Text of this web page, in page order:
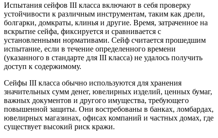
Испытания сейфов III класса включают в себя проверку
устойчивости к различным инструментам, таким как дрели,
болгарки, домкраты, клинья и другие. Время, затраченное на
вскрытие сейфа, фиксируется и сравнивается с
установленными нормативами. Сейф считается прошедшим
испытание, если в течение определенного времени
(указанного в стандарте для III класса) не удалось получить
доступ к содержимому.
Сейфы III класса обычно используются для хранения
значительных сумм денег, ювелирных изделий, ценных бумаг,
важных документов и другого имущества, требующего
повышенной защиты. Они востребованы в банках, ломбардах,
ювелирных магазинах, офисах компаний и частных домах, где
существует высокий риск кражи.